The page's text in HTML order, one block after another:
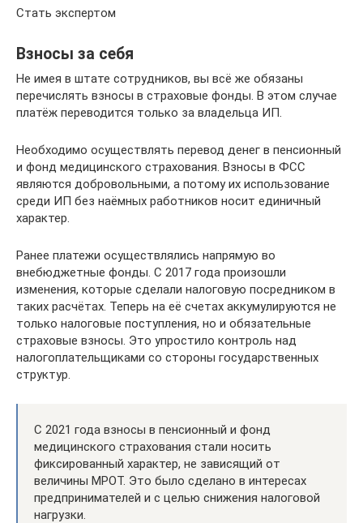
Стать экспертом
Взносы за себя
Не имея в штате сотрудников, вы всё же обязаны
перечислять взносы в страховые фонды. В этом случае
платёж переводится только за владельца ИП.
Необходимо осуществлять перевод денег в пенсионный
и фонд медицинского страхования. Взносы в ФСС
являются добровольными, а потому их использование
среди ИП без наёмных работников носит единичный
характер.
Ранее платежи осуществлялись напрямую во
внебюджетные фонды. С 2017 года произошли
изменения, которые сделали налоговую посредником в
таких расчётах. Теперь на её счетах аккумулируются не
только налоговые поступления, но и обязательные
страховые взносы. Это упростило контроль над
налогоплательщиками со стороны государственных
структур.
С 2021 года взносы в пенсионный и фонд
медицинского страхования стали носить
фиксированный характер, не зависящий от
величины МРОТ. Это было сделано в интересах
предпринимателей и с целью снижения налоговой
нагрузки.